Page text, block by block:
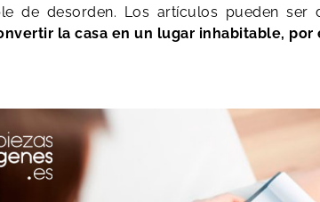
de desorden. Los artículos pueden
la casa en un lugar inhabitable,